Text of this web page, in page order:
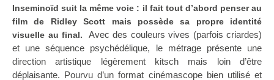
Inseminoïd suit la même voie : il fait tout d’abord penser au
film de Ridley Scott mais possède sa propre identité
visuelle au final.
Avec des couleurs vives (parfois criardes)
et une séquence psychédélique, le métrage présente une
direction artistique légèrement kitsch mais loin d’être
déplaisante. Pourvu d’un format cinémascope bien utilisé et